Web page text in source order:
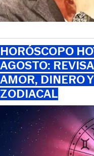
HORÓSCOPO
AGOSTO:
AMOR, DINERO
ZODIACAL